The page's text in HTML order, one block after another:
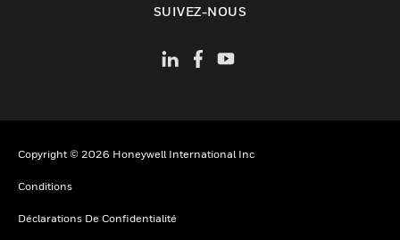
SUIVEZ-NOUS
Copyright © 2026 Honeywell International Inc
Conditions
Déclarations De Confidentialité